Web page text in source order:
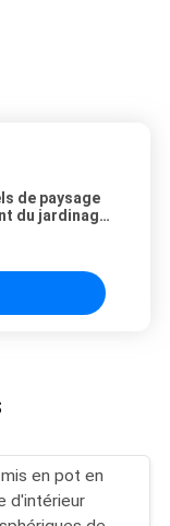
de paysage
du jardinage
en pot en
d'intérieur